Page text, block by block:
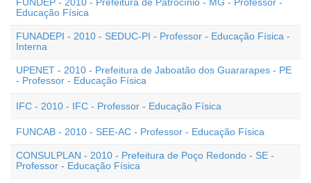
Educação Física
FUNADEPI - 2010 - SEDUC-PI - Professor - Educação Física -
Interna
UPENET - 2010 - Prefeitura de Jaboatão dos Guararapes - PE
- Professor - Educação Física
IFC - 2010 - IFC - Professor - Educação Física
FUNCAB - 2010 - SEE-AC - Professor - Educação Física
CONSULPLAN - 2010 - Prefeitura de Poço Redondo - SE -
Professor - Educação Física